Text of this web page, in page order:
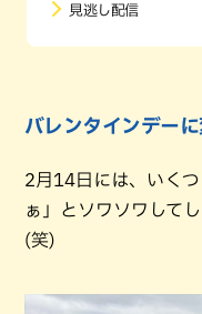
見逃し配信
バレンタインデーに
2月14日には、いく
ぁ」とソワソワして
(笑)